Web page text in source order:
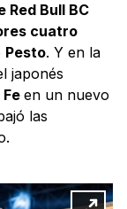
Red Bull BC
cuatro
Pesto. Y en la
japonés
Fe en un nuevo
las